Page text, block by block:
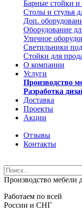
Барные стойки и
Столы и стулья
Доп.
Оборудование
Уличное
Светильники
Стойки для
О компании
Услуги
Производство
Разработка
Доставка
Проекты
Акции
Отзывы
Контакты
Производство мебели
Работаем по всей
России и СНГ